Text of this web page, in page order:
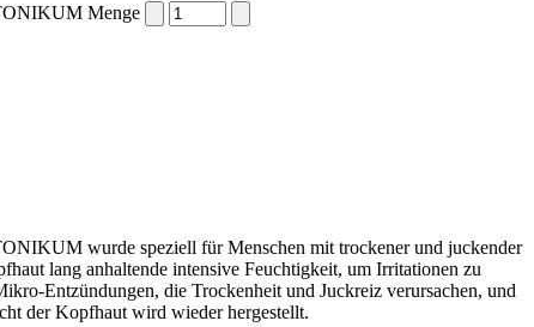
Menge
wurde speziell für Menschen mit trockener und juckender
lang anhaltende intensive Feuchtigkeit, um Irritationen zu
Entzündungen, die Trockenheit und Juckreiz verursachen, und
der Kopfhaut wird wieder hergestellt.